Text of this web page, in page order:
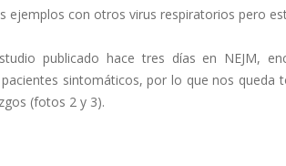
ejemplos con otros virus respiratorios pero
publicado hace tres días en NEJM,
sintomáticos, por lo que nos queda
(fotos 2 y 3).